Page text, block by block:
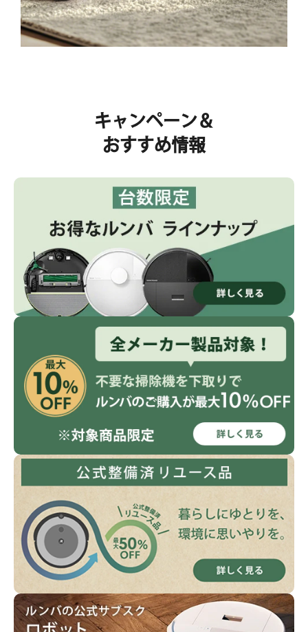
キャンペーン＆
おすすめ情報